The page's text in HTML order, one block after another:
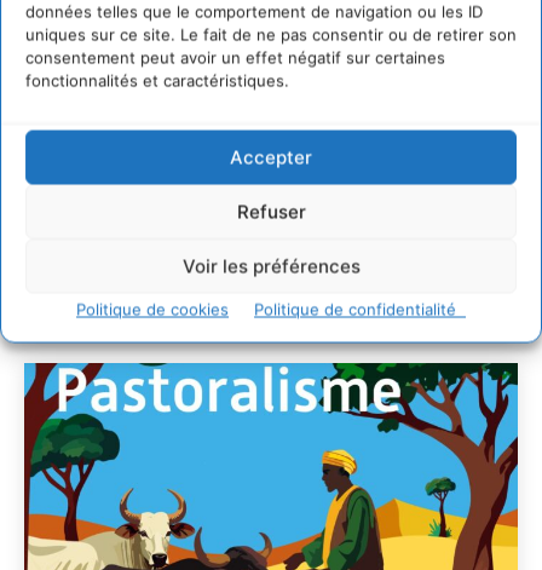
données telles que le comportement de navigation ou les ID
uniques sur ce site. Le fait de ne pas consentir ou de retirer son
consentement peut avoir un effet négatif sur certaines
fonctionnalités et caractéristiques.
Accepter
Refuser
Voir les préférences
Politique de cookies Politique de confidentialité
Transformer les
territoires par le
dialogue et la
coopération avec un
d’Accompagnement des
CYRILLE SOUCHE 7 AOÛT 2026